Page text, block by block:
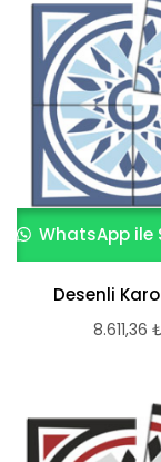
WhatsApp ile
Desenli
8.611,36